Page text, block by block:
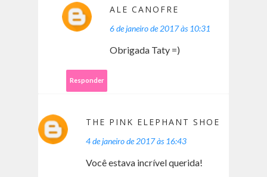
ALE CANOFRE
6 de janeiro de 2017 às 10:31
Obrigada Taty =)
Responder
THE PINK ELEPHANT SHOE
4 de janeiro de 2017 às 16:43
Você estava incrível querida!